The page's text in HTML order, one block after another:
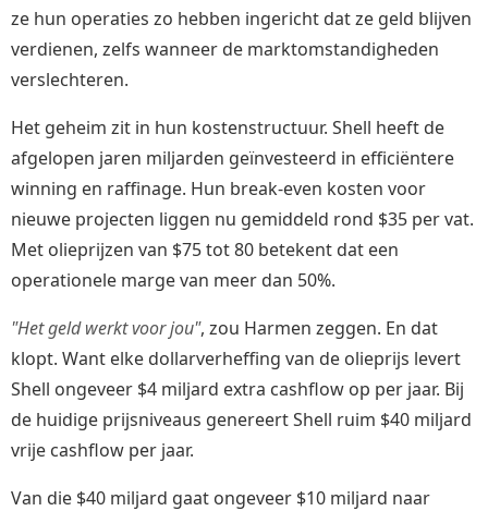
ze hun operaties zo hebben ingericht dat ze geld blijven
verdienen, zelfs wanneer de marktomstandigheden
verslechteren.
Het geheim zit in hun kostenstructuur. Shell heeft de
afgelopen jaren miljarden geïnvesteerd in efficiëntere
winning en raffinage. Hun break-even kosten voor
nieuwe projecten liggen nu gemiddeld rond $35 per vat.
Met olieprijzen van $75 tot 80 betekent dat een
operationele marge van meer dan 50%.
"Het geld werkt voor jou", zou Harmen zeggen. En dat
klopt. Want elke dollarverheffing van de olieprijs levert
Shell ongeveer $4 miljard extra cashflow op per jaar. Bij
de huidige prijsniveaus genereert Shell ruim $40 miljard
vrije cashflow per jaar.
Van die $40 miljard gaat ongeveer $10 miljard naar